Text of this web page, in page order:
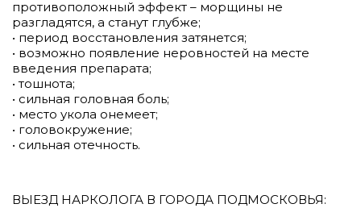
противоположный эффект – морщины не
разгладятся, а станут глубже;
• период восстановления затянется;
• возможно появление неровностей на месте
введения препарата;
• тошнота;
• сильная головная боль;
• место укола онемеет;
• головокружение;
• сильная отечность.
ВЫЕЗД НАРКОЛОГА В ГОРОДА ПОДМОСКОВЬЯ: